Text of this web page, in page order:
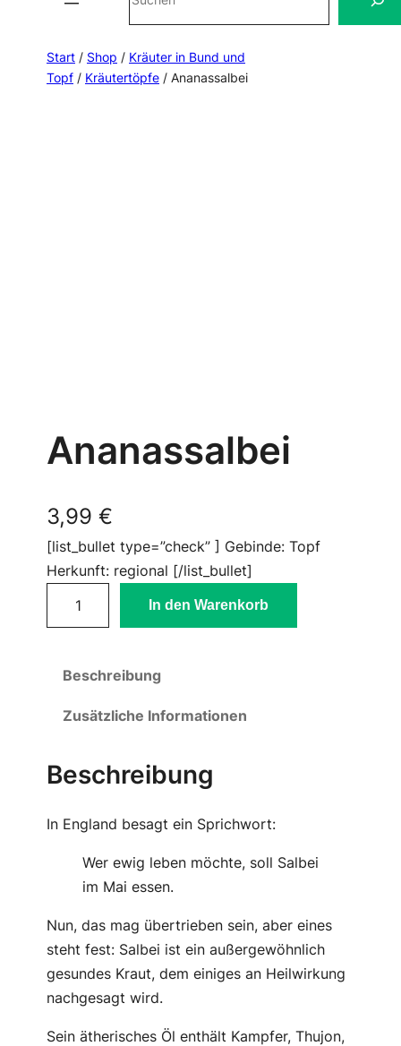
Start / Shop / Kräuter in Bund und
Topf / Kräutertöpfe / Ananassalbei
Ananassalbei
3,99 €
[list_bullet type=”check” ] Gebinde: Topf
Herkunft: regional [/list_bullet]
a
l
e
n
g
e
In den Warenkorb
Beschreibung
Zusätzliche Informationen
Beschreibung
In England besagt ein Sprichwort:
Wer ewig leben möchte, soll Salbei
im Mai essen.
Nun, das mag übertrieben sein, aber eines
steht fest: Salbei ist ein außergewöhnlich
gesundes Kraut, dem einiges an Heilwirkung
nachgesagt wird.
Sein ätherisches Öl enthält Kampfer, Thujon,